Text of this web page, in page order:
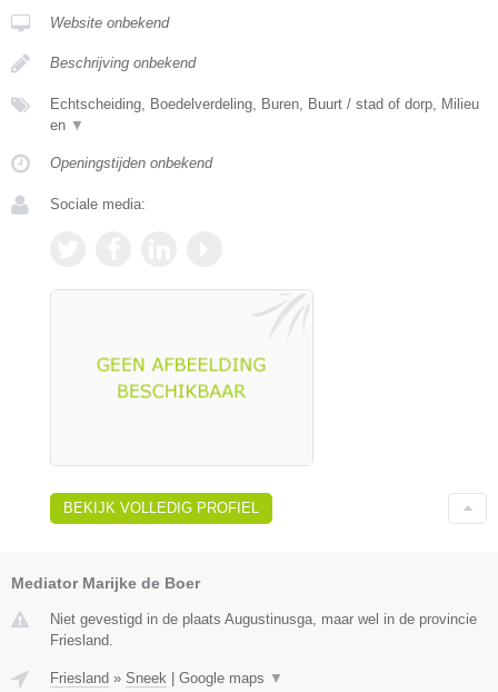
Website onbekend
Beschrijving onbekend
Echtscheiding, Boedelverdeling, Buren, Buurt / stad of dorp, Milieu
en ▼
Openingstijden onbekend
Sociale media:
BEKIJK VOLLEDIG PROFIEL
Mediator Marijke de Boer
Niet gevestigd in de plaats Augustinusga, maar wel in de provincie
Friesland.
Friesland » Sneek Google maps ▼